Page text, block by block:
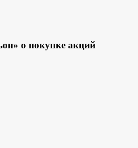
о покупке акций